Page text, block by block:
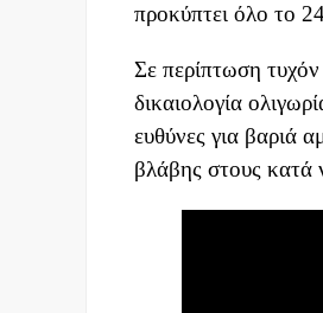
προκύπτει όλο το
Σε περίπτωση
δικαιολογία
ευθύνες για βαριά
βλάβης στους κατά